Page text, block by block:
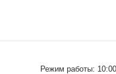
Режим работы: